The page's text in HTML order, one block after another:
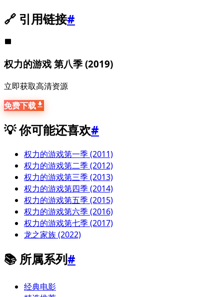
🔗 引用链接#
权力的游戏 第八季 (2019)
立即获取高清资源
免费下载
💡 你可能还喜欢#
权力的游戏第一季 (2011)
权力的游戏第二季 (2012)
权力的游戏第三季 (2013)
权力的游戏第四季 (2014)
权力的游戏第五季 (2015)
权力的游戏第六季 (2016)
权力的游戏第七季 (2017)
龙之家族 (2022)
📚 所属系列#
经典电影